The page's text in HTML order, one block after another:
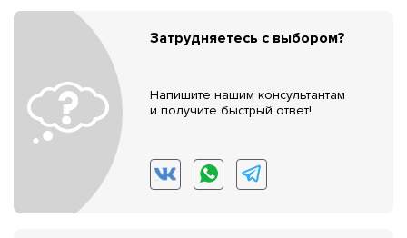
Затрудняетесь с выбором?
Напишите нашим консультантам
и получите быстрый ответ!